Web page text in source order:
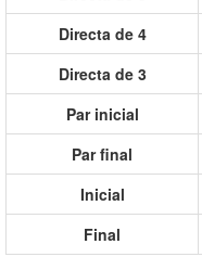
Directa de 4
Directa de 3
Par inicial
Par final
Inicial
Final